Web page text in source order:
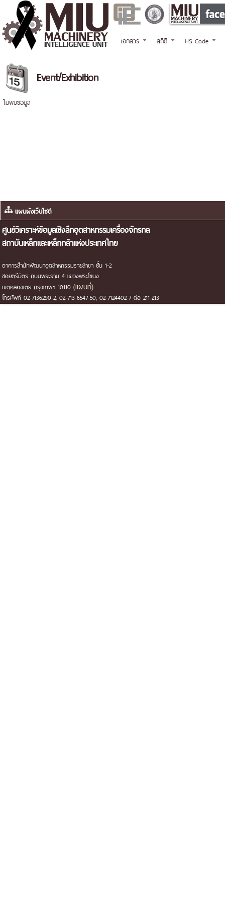
เอกสาร สถิติ HS Code
Event/Exhibition
ไม่พบข้อมูล
แผนผังเว็บไซต์
ศูนย์วิเคราะห์ข้อมูลเชิงลึกอุตสาหกรรมเครื่องจักรกล
สถาบันเหล็กและเหล็กกล้าแห่งประเทศไทย
อาคารสำนักพัฒนาอุตสาหกรรมรายสาขา ชั้น 1-2
ซอยตรีมิตร ถนนพระราม 4 แขวงพระโขนง
เขตคลองเตย กรุงเทพฯ 10110 (แผนที่)
โทรศัพท์ 02-7136290-2, 02-713-6547-50, 02-7124402-7 ต่อ 211-213